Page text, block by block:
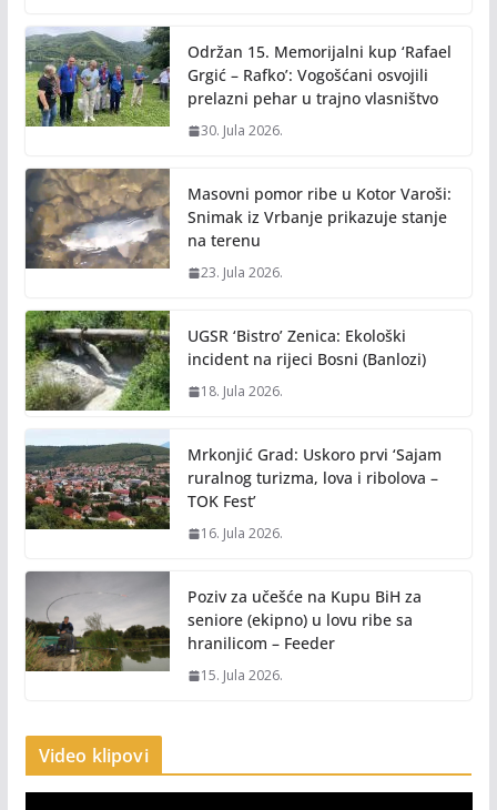
Održan 15. Memorijalni kup ‘Rafael
Grgić – Rafko’: Vogošćani osvojili
prelazni pehar u trajno vlasništvo
30. Jula 2026.
Masovni pomor ribe u Kotor Varoši:
Snimak iz Vrbanje prikazuje stanje
na terenu
23. Jula 2026.
UGSR ‘Bistro’ Zenica: Ekološki
incident na rijeci Bosni (Banlozi)
18. Jula 2026.
Mrkonjić Grad: Uskoro prvi ‘Sajam
ruralnog turizma, lova i ribolova –
TOK Fest’
16. Jula 2026.
Poziv za učešće na Kupu BiH za
seniore (ekipno) u lovu ribe sa
hranilicom – Feeder
15. Jula 2026.
Video klipovi